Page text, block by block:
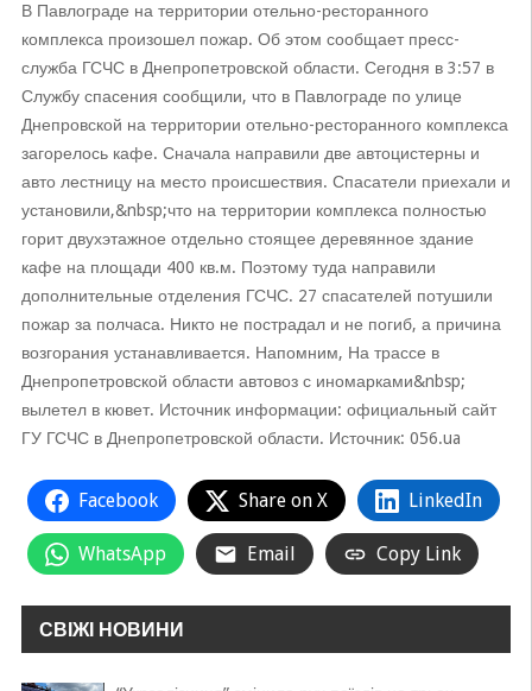
В Павлограде на территории отельно-ресторанного
комплекса произошел пожар. Об этом сообщает пресс-
служба ГСЧС в Днепропетровской области. Сегодня в 3:57 в
Службу спасения сообщили, что в Павлограде по улице
Днепровской на территории отельно-ресторанного комплекса
загорелось кафе. Сначала направили две автоцистерны и
авто лестницу на место происшествия. Спасатели приехали и
установили,&nbsp;что на территории комплекса полностью
горит двухэтажное отдельно стоящее деревянное здание
кафе на площади 400 кв.м. Поэтому туда направили
дополнительные отделения ГСЧС. 27 спасателей потушили
пожар за полчаса. Никто не пострадал и не погиб, а причина
возгорания устанавливается. Напомним, На трассе в
Днепропетровской области автовоз с иномарками&nbsp;
вылетел в кювет. Источник информации: официальный сайт
ГУ ГСЧС в Днепропетровской области. Источник: 056.ua
Facebook Share on X LinkedIn
WhatsApp Email Copy Link
СВІЖІ НОВИНИ